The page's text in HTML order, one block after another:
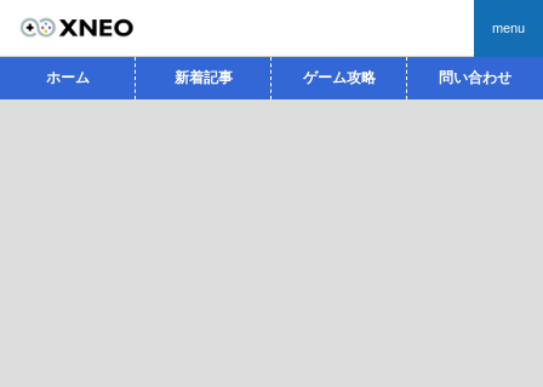
menu
ホーム 新着記事 ゲーム攻略 問い合わせ